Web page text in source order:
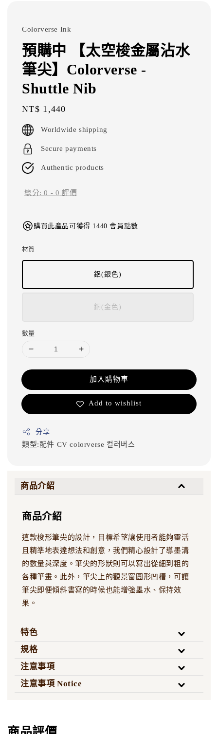
Colorverse Ink
預購中 【太空梭金屬沾水
筆尖】Colorverse -
Shuttle Nib
Regular
price
NT$ 1,440
Worldwide shipping
Secure payments
Authentic products
總分:0 - 0 評價
購買此產品可獲得 1440 會員點數
材質
鋁(銀色)
銅(金色)
數量
加入購物車
Add to wishlist
分享
類型:配件 CVcolorverse 컬러버스
商品介紹
商品介紹
這款梭形筆尖的設計，目標希望讓使用者能夠靈活
且精準地表達想法和創意，我們精心設計了導墨溝
的數量與深度。筆尖的形狀則可以寫出從細到粗的
各種筆畫。此外，筆尖上的觀景窗圓形凹槽，可讓
筆尖即便傾斜書寫的時候也能增強墨水、保持效
果。
特色
規格
注意事項
注意事項 Notice